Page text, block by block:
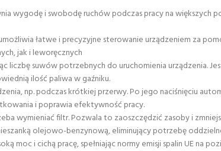
wygodę i swobodę ruchów podczas pracy na większych
łatwe i precyzyjne sterowanie urządzeniem za
jak i leworęcznych
liczbę suwów potrzebnych do uruchomienia urządzenia.
ilość paliwa w gaźniku.
np. podczas krótkiej przerwy. Po jego naciśnięciu
i poprawia efektywność pracy.
wymieniać filtr. Pozwala to zaoszczędzić zasoby i
olejowo-benzynową, eliminujący potrzebę
moc i cichą pracę, spełniając normy emisji spalin UE na